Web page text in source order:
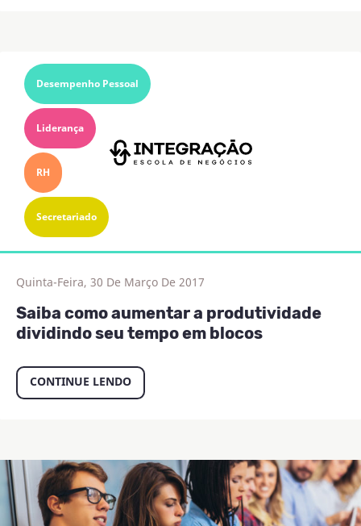
Desempenho Pessoal
Liderança
RH
Secretariado
Quinta-Feira, 30 De Março De 2017
Saiba como aumentar a produtividade
dividindo seu tempo em blocos
CONTINUE LENDO